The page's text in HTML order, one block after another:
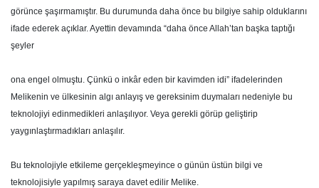
görünce şaşırmamıştır. Bu durumunda daha önce bu bilgiye sahip olduklarını
ifade ederek açıklar. Ayettin devamında “daha önce Allah’tan başka taptığı
şeyler
ona engel olmuştu. Çünkü o inkâr eden bir kavimden idi” ifadelerinden
Melikenin ve ülkesinin algı anlayış ve gereksinim duymaları nedeniyle bu
teknolojiyi edinmedikleri anlaşılıyor. Veya gerekli görüp geliştirip
yaygınlaştırmadıkları anlaşılır.
Bu teknolojiyle etkileme gerçekleşmeyince o günün üstün bilgi ve
teknolojisiyle yapılmış saraya davet edilir Melike.